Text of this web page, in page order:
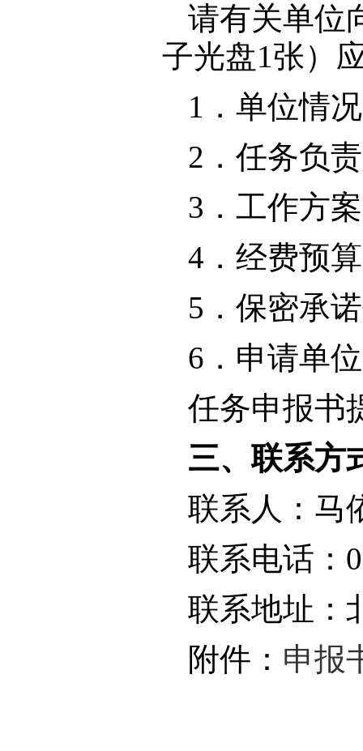
请有关单位
子光盘1张）
1．单位情
2．任务负
3．工作方
4．经费预
5．保密承
6．申请单
任务申报书
三、联系方
联系人：马
联系电话：
联系地址：
附件： 申报